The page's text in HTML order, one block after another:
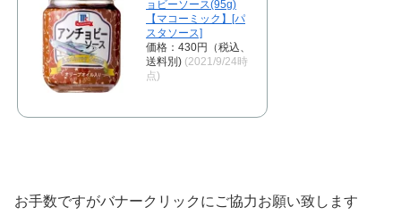
ョビーソース(95g)
【マコーミック】[パ
スタソース]
価格：430円（税込、
送料別) (2021/9/24時
点)
お手数ですがバナークリックにご協力お願い致します